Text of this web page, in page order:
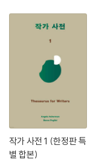
작가 사전 1 (한정판 특
별 합본)